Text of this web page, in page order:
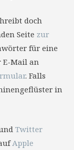
doch
Seite zur
für eine
E-Mail an
. Falls
in
Twitter
Apple